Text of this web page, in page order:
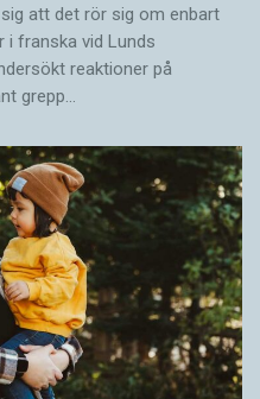
att det rör sig om enbart
i franska vid Lunds
reaktioner på
grepp…